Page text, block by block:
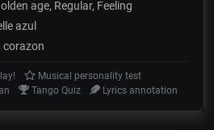
age, Regular, Feeling
azul
corazon
Musical personality test
Tango Quiz Lyrics annotation